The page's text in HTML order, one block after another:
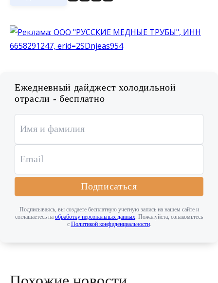
Ежедневный дайджест холодильной
отрасли - бесплатно
Подписаться
Подписываясь, вы создаете бесплатную учетную запись на нашем сайте и
соглашаетесь на обработку персональных данных . Пожалуйста, ознакомьтесь
с Политикой конфиденциальности.